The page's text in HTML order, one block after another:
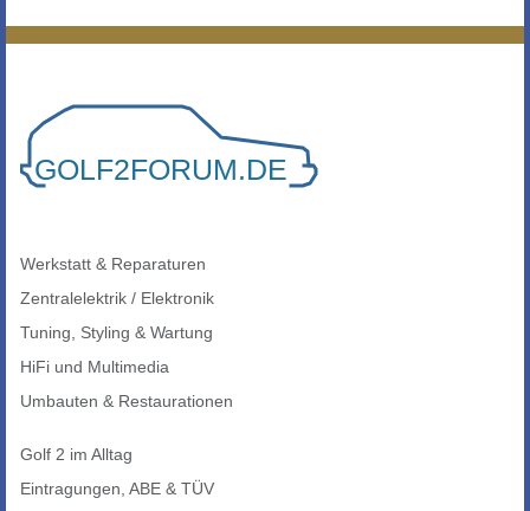
Werkstatt & Reparaturen
Zentralelektrik / Elektronik
Tuning, Styling & Wartung
HiFi und Multimedia
Umbauten & Restaurationen
Golf 2 im Alltag
Eintragungen, ABE & TÜV